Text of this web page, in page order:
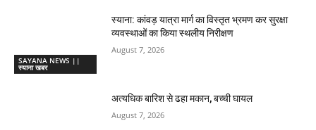
SAYANA NEWS ||
स्याना खबर
स्याना: कांवड़ यात्रा मार्ग का विस्तृत भ्रमण कर सुरक्षा
व्यवस्थाओं का किया स्थलीय निरीक्षण
August 7, 2026
अत्यधिक बारिश से ढहा मकान, बच्ची घायल
August 7, 2026